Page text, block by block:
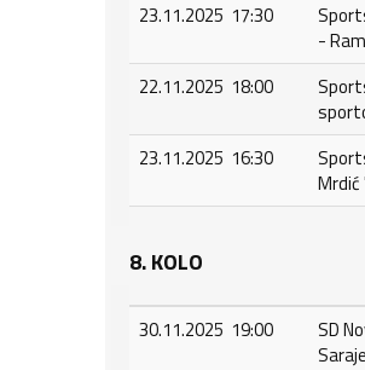
23.11.2025 17:30
-
22.11.2025 18:00
23.11.2025 16:30
Mrdić
8. KOLO
30.11.2025 19:00
SD